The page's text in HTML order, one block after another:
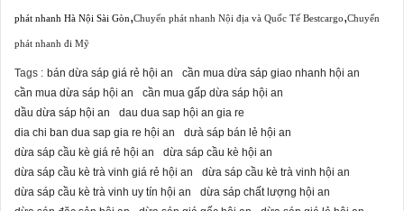
phát nhanh Hà Nội Sài Gòn,Chuyển phát nhanh Nội địa và Quốc Tế Bestcargo,Chuyển
phát nhanh đi Mỹ
Tags : bán dừa sáp giá rẻ hội an
cần mua dừa sáp giao nhanh hội an
cần mua dừa sáp hội an
cần mua gấp dừa sáp hội an
dầu dừa sáp hội an
dau dua sap hội an gia re
dia chi ban dua sap gia re hội an
dưà sáp bán lẻ hội an
dừa sáp cầu kè giá rẻ hội an
dừa sáp cầu kè hội an
dừa sáp cầu kè trà vinh giá rẻ hội an
dừa sáp cầu kè trà vinh hội an
dừa sáp cầu kè trà vinh uy tín hội an
dừa sáp chất lượng hội an